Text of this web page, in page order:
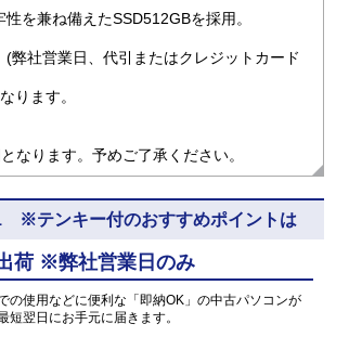
を兼ね備えたSSD512GBを採用。
弊社営業日、代引またはクレジットカード
ります。
なります。予めご了承ください。
※テンキー付のおすすめポイントは
荷 ※弊社営業日のみ
の使用などに便利な「即納OK」の中古パソコンが
翌日にお手元に届きます。